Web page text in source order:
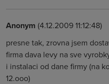
Anonym (4.12.2009 11:12:48)
presne tak, zrovna jsem
firma dava levy na sve
i instalaci od dane firmy (na
12.ooo)